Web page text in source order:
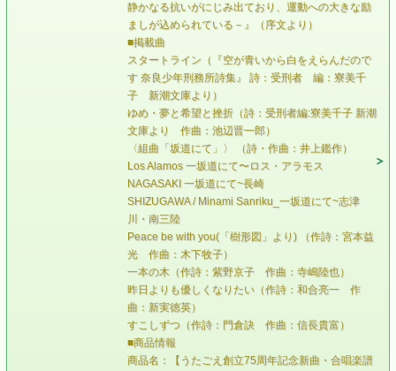
静かなる抗いがにじみ出ており、運動への大きな励
ましが込められている－』（序文より）
■掲載曲
スタートライン（『空が青いから白をえらんだので
す 奈良少年刑務所詩集』 詩：受刑者 編：寮美千
子 新潮文庫より）
ゆめ・夢と希望と挫折（詩：受刑者編:寮美千子 新潮
文庫より 作曲：池辺晋一郎）
〈組曲「坂道にて」〉 （詩・作曲：井上鑑作）
Los Alamos 一坂道にて〜ロス・アラモス
NAGASAKI 一坂道にて~長崎
SHIZUGAWA / Minami Sanriku_一坂道にて~志津
川・南三陸
Peace be with you(「樹形図」より) （作詩：宮本益
光 作曲：木下牧子）
一本の木（作詩：紫野京子 作曲：寺嶋陸也）
昨日よりも優しくなりたい（作詩：和合亮一 作
曲：新実徳英）
すこしずつ（作詩：門倉訣 作曲：信長貴富）
■商品情報
商品名：【うたごえ創立75周年記念新曲・合唱楽譜